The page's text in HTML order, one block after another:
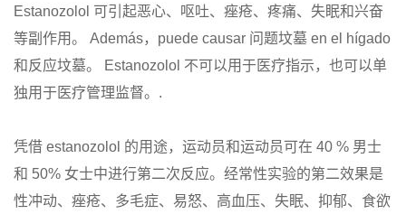
Estanozolol 可引起恶心、呕吐、痤疮、疼痛、失眠和兴奋
等副作用。 Además，puede causar 问题坟墓 en el hígado
和反应坟墓。 Estanozolol 不可以用于医疗指示，也可以单
独用于医疗管理监督。.
凭借 estanozolol 的用途，运动员和运动员可在 40 % 男士
和 50% 女士中进行第二次反应。经常性实验的第二效果是
性冲动、痤疮、多毛症、易怒、高血压、失眠、抑郁、食欲